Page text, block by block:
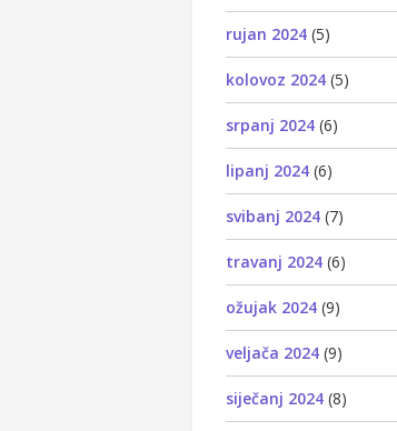
rujan 2024 (5)
kolovoz 2024 (5)
srpanj 2024 (6)
lipanj 2024 (6)
svibanj 2024 (7)
travanj 2024 (6)
ožujak 2024 (9)
veljača 2024 (9)
siječanj 2024 (8)